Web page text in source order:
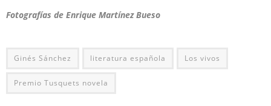
Fotografías de Enrique Martínez Bueso
Ginés Sánchez literatura española Los vivos
Premio Tusquets novela